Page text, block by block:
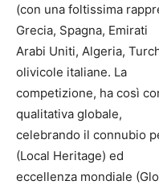
(con una foltissima
Grecia, Spagna, Emirati
Arabi Uniti, Algeria,
olivicole italiane. La
competizione, ha così
qualitativa globale,
celebrando il connubio
(Local Heritage) ed
eccellenza mondiale